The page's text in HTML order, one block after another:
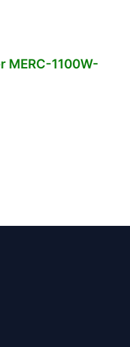
MERC-1100W-